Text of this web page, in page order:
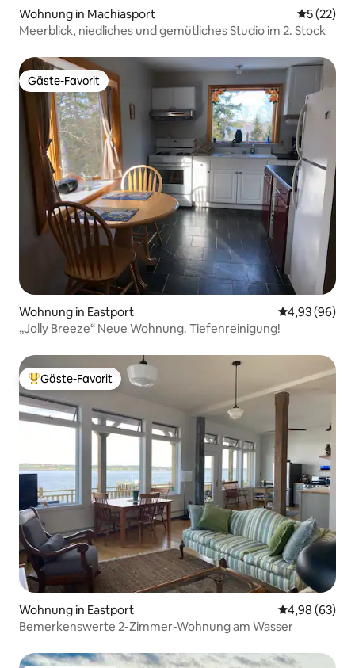
Wohnung in Machiasport
5 (22)
Meerblick, niedliches und gemütliches Studio im 2. Stock
Gäste-Favorit
Gäste-Favorit
Wohnung in Eastport
4,93 (96)
„Jolly Breeze“ Neue Wohnung. Tiefenreinigung!
Beliebter Gäste-Favorit.
Gäste-Favorit
Wohnung in Eastport
4,98 (63)
Bemerkenswerte 2-Zimmer-Wohnung am Wasser